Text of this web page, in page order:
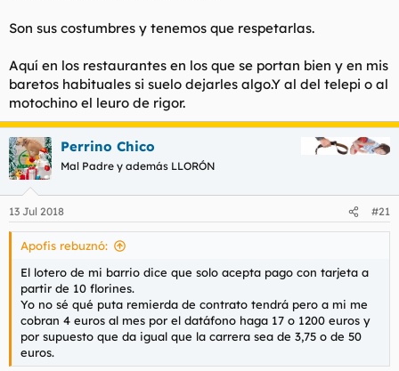
Son sus costumbres y tenemos que respetarlas.
Aquí en los restaurantes en los que se portan bien y en mis
baretos habituales si suelo dejarles algo.Y al del telepi o al
motochino el leuro de rigor.
Perrino Chico
Mal Padre y además LLORÓN
13 Jul 2018 #21
Apofis rebuznó:
El lotero de mi barrio dice que solo acepta pago con tarjeta a
partir de 10 florines.
Yo no sé qué puta remierda de contrato tendrá pero a mi me
cobran 4 euros al mes por el datáfono haga 17 o 1200 euros y
por supuesto que da igual que la carrera sea de 3,75 o de 50
euros.